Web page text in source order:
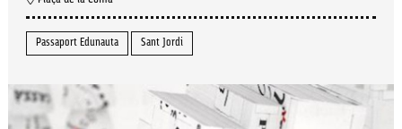
Passaport Edunauta Sant Jordi